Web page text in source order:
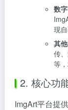
数
现
其
传
等
2. 核心功
ImgArt平台提